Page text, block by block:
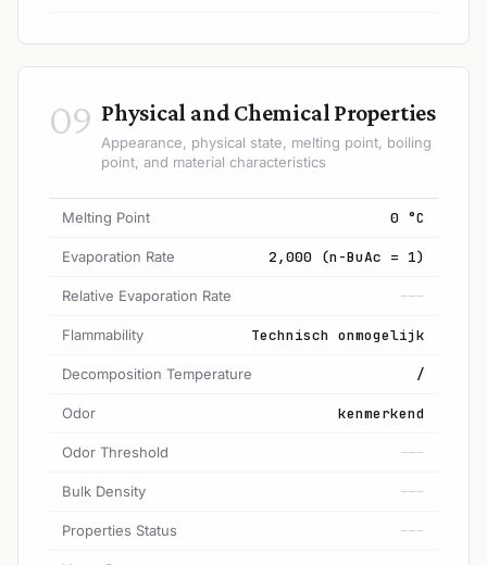
09 Physical and Chemical Properties
Appearance, physical state, melting point, boiling
point, and material characteristics
Melting Point 0 °C
Evaporation Rate 2,000 (n-BuAc = 1)
Relative Evaporation Rate ---
Flammability Technisch onmogelijk
Decomposition Temperature /
Odor kenmerkend
Odor Threshold ---
Bulk Density ---
Properties Status ---